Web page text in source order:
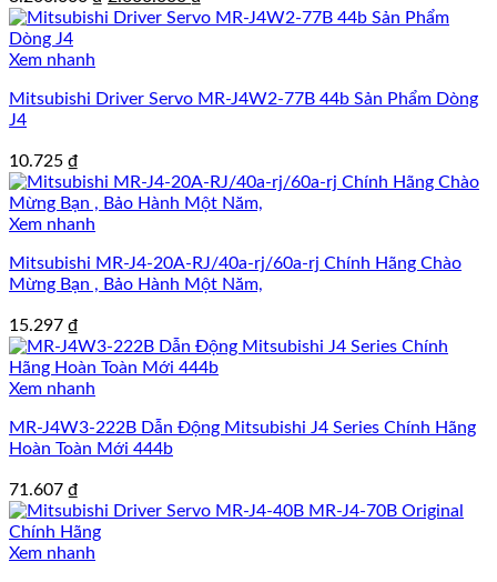
gốc
hiện
Xem nhanh
Mitsubishi Driver Servo MR-J4W2-77B 44b Sản Phẩm Dòng
J4
10.725 ₫
Xem nhanh
Mitsubishi MR-J4-20A-RJ/40a-rj/60a-rj Chính Hãng Chào
Mừng Bạn , Bảo Hành Một Năm,
15.297 ₫
Xem nhanh
MR-J4W3-222B Dẫn Động Mitsubishi J4 Series Chính Hãng
Hoàn Toàn Mới 444b
71.607 ₫
Xem nhanh